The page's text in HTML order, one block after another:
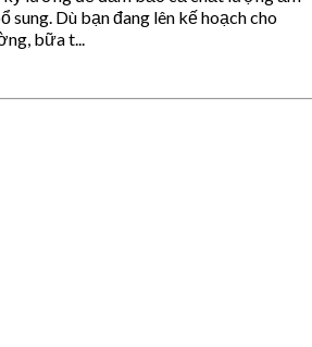
sung. Dù bạn đang lên kế hoạch cho
bữa t...